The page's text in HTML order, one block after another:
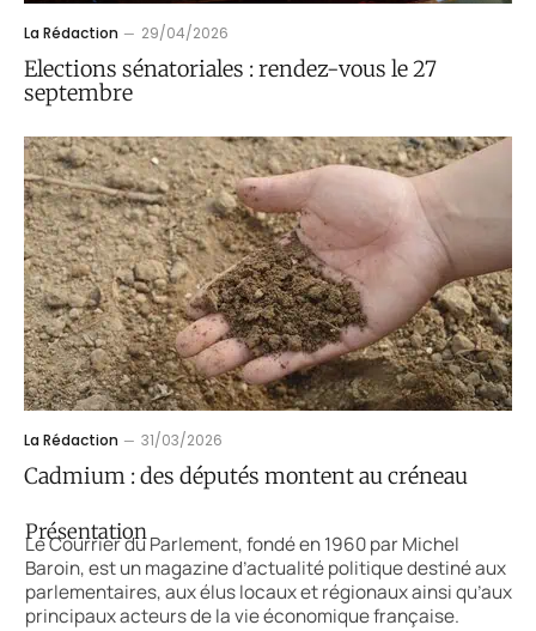
La Rédaction 29/04/2026
Elections sénatoriales : rendez-vous le 27
septembre
La Rédaction 31/03/2026
Cadmium : des députés montent au créneau
Présentation
Le Courrier du Parlement, fondé en 1960 par Michel
Baroin, est un magazine d’actualité politique destiné aux
parlementaires, aux élus locaux et régionaux ainsi qu’aux
principaux acteurs de la vie économique française.